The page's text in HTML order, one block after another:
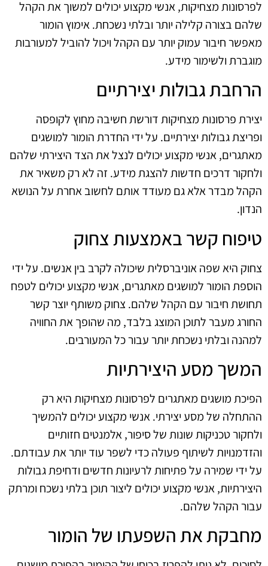
לפרסונות מצחיקות, אנשי מקצוע יכולים למשוך את הקהל
שלהם בצורה קלילה יותר ובלתי נשכחת. אימוץ הומור
מאפשר חיבור עמוק יותר עם הקהל ויכול להוביל למעורבות
מוגברת ולשימור מידע.
הרחבת גבולות יצירתיים
יצירת פרסונות מצחיקות דורשת חשיבה מחוץ לקופסה
ופריצת גבולות יצירתיים. על ידי החדרת הומור למושגים
מאתגרים, אנשי מקצוע יכולים לנצל את הצד היצירתי שלהם
ולחקור דרכים חדשות להצגת מידע. זה לא רק משאיר את
הקהל מבדר אלא גם מעודד אותם לחשוב אחרת על הנושא
הנדון.
טיפוח קשר באמצעות צחוק
צחוק היא שפה אוניברסלית שיכולה לקרב בין אנשים. על ידי
הוספת הומור למושגים מאתגרים, אנשי מקצוע יכולים לטפח
תחושת חיבור עם הקהל שלהם. צחוק משותף יוצר קשר
החורג מעבר לתוכן המוצג בלבד, מה שהופך את החוויה
למהנה ובלתי נשכחת יותר עבור כל המעורבים.
המשך מסע היצירתיות
הפיכת מושגים מאתגרים לפרסונות מצחיקות היא רק
ההתחלה של מסע יצירתי. אנשי מקצוע יכולים להמשיך
ולחקור טכניקות שונות של סיפור, אלמנטים חזותיים
והזדמנויות לשיתוף פעולה כדי לשפר עוד יותר את עבודתם.
על ידי שמירה על פתיחות לרעיונות חדשים ודחיפת גבולות
היצירתיות, אנשי מקצוע יכולים ליצור תוכן בלתי נשכח ומרתק
עבור הקהל שלהם.
מחבקת את השפעתו של הומור